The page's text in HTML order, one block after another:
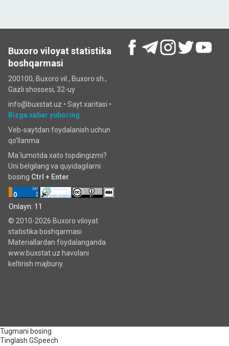
Buxoro viloyat statistika
boshqarmasi
200100, Buxoro vil., Buxoro sh.,
Gazli shossesi, 32-uy
info@buxstat.uz • Sayt xaritasi •
Bizga xabar yuboring
Veb-saytdan foydalanish uchun
qo'llanma
Ma`lumotda xato topdingizmi?
Uni belgilang va quyidagilarni
bosing Ctrl + Enter
Onlayn: 11
© 2010-2026 Buxoro viloyat
statistika boshqarmasi
Materiallardan foydalanganda
www.buxstat.uz havolani
keltirish majburiy.
Tugmani bosing
Tinglash GSpeech